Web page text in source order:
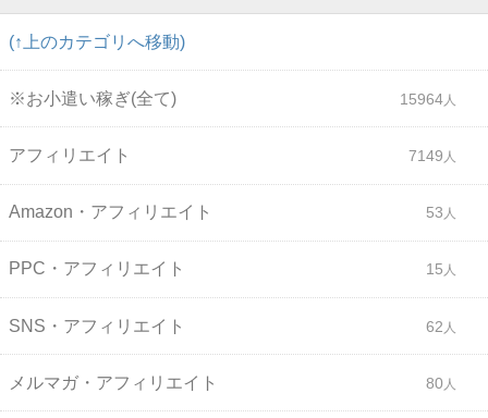
(↑上のカテゴリへ移動)
※お小遣い稼ぎ(全て) 15964
アフィリエイト 7149
Amazon・アフィリエイト 53
PPC・アフィリエイト 15
SNS・アフィリエイト 62
メルマガ・アフィリエイト 80